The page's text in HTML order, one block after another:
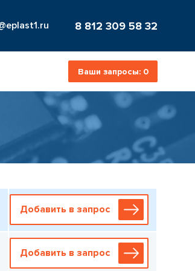
8 812 309 58 32
Ваши запросы: 0
Добавить в запрос
Добавить в запрос